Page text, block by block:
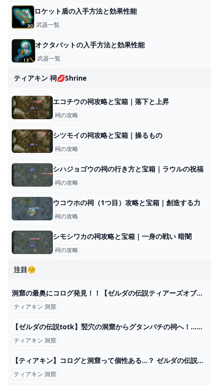
ロケット盾の入手方法と効果性能
武器一覧
オクタバットの入手方法と効果性能
武器一覧
ティアキン 祠💋shrine
エコチウの祠攻略と宝箱｜落下と上昇
祠の攻略
シツモイの祠攻略と宝箱｜操るもの
祠の攻略
シハジョゴウの祠の行き方と宝箱｜ラウルの祝福
祠の攻略
ウコウホの祠（1つ目）攻略と宝箱｜創造する力
祠の攻略
シモシワカの祠攻略と宝箱｜一身の戦い 暗闇
祠の攻略
注目😚
洞窟の最奥にコログ発見！！【ゼルダの伝説ティアーズオブザキングダム】#ティアキン - YouTube
ティアキン 洞窟
【ゼルダの伝説totk】竪穴の洞窟からグタンバチの祠へ！…もしかして最速ルートか！？（そうであってほしい - YouTube
ティアキン 洞窟
【ティアキン】コログと洞窟って個性ある…？ ゼルダの伝説ティアキンまとめっち ゼルダの伝説ティアーズ オブ ザ キングダム
ティアキン 洞窟